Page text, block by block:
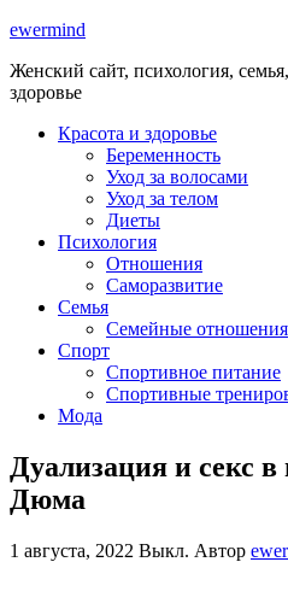
ewermind
Женский сайт, психология,
здоровье
Красота и здоровье
Беременность
Уход за волосами
Уход за телом
Диеты
Психология
Отношения
Саморазвитие
Семья
Семейные отношения
Спорт
Спортивное питание
Спортивные
Мода
Дуализация и секс
Дюма
1 августа, 2022 Выкл. Автор